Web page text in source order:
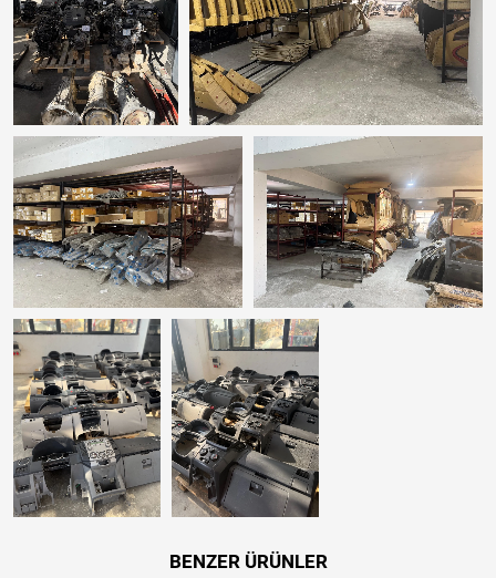
BENZER ÜRÜNLER